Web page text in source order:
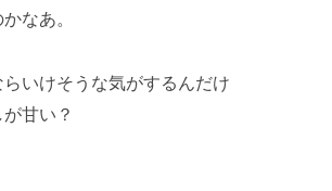
なあ。
らいけそうな気がするんだけ
甘い？